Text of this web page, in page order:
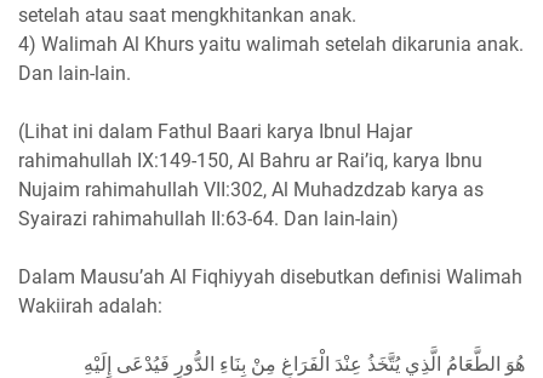
setelah atau saat mengkhitankan anak.
4) Walimah Al Khurs yaitu walimah setelah dikarunia anak.
Dan lain-lain.
(Lihat ini dalam Fathul Baari karya Ibnul Hajar
rahimahullah IX:149-150, Al Bahru ar Rai’iq, karya Ibnu
Nujaim rahimahullah VII:302, Al Muhadzdzab karya as
Syairazi rahimahullah II:63-64. Dan lain-lain)
Dalam Mausu’ah Al Fiqhiyyah disebutkan definisi Walimah
Wakiirah adalah:
هُوَ الطَّعَامُ الَّذِي يُتَّخَذُ عِنْدَ الْفَرَاغِ مِنْ بِنَاءِ الدُّورِ فَيُدْعَى إِلَيْهِ